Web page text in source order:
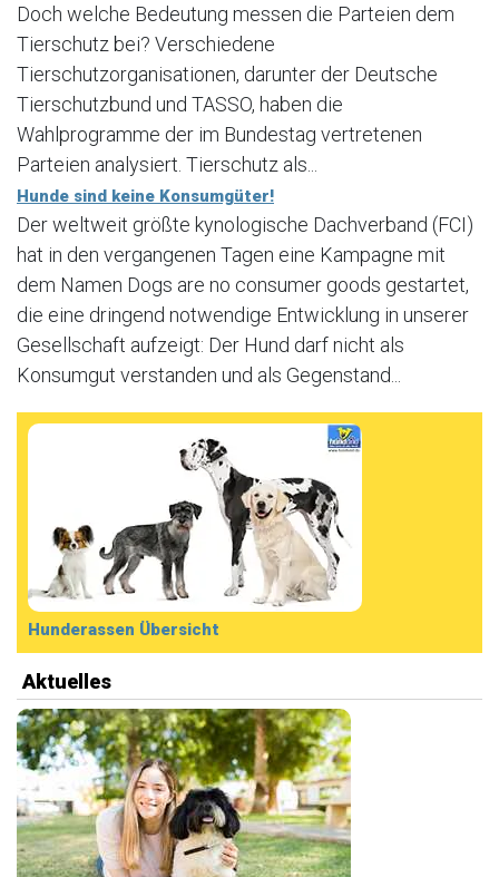
Doch welche Bedeutung messen die Parteien dem
Tierschutz bei? Verschiedene
Tierschutzorganisationen, darunter der Deutsche
Tierschutzbund und TASSO, haben die
Wahlprogramme der im Bundestag vertretenen
Parteien analysiert. Tierschutz als...
Hunde sind keine Konsumgüter!
Der weltweit größte kynologische Dachverband (FCI)
hat in den vergangenen Tagen eine Kampagne mit
dem Namen Dogs are no consumer goods gestartet,
die eine dringend notwendige Entwicklung in unserer
Gesellschaft aufzeigt: Der Hund darf nicht als
Konsumgut verstanden und als Gegenstand...
Hunderassen Übersicht
Aktuelles